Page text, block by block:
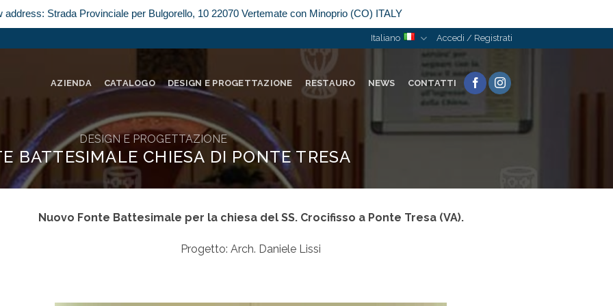
address: Strada Provinciale per Bulgorello, 10 22070 Vertemate con Minoprio (CO) ITALY
Italiano Accedi / Registrati
AZIENDA CATALOGO DESIGN E PROGETTAZIONE RESTAURO NEWS CONTATTI
DESIGN E PROGETTAZIONE
BATTESIMALE CHIESA DI PONTE TRESA
Nuovo Fonte Battesimale per la chiesa del SS. Crocifisso a Ponte Tresa (VA).
Progetto: Arch. Daniele Lissi